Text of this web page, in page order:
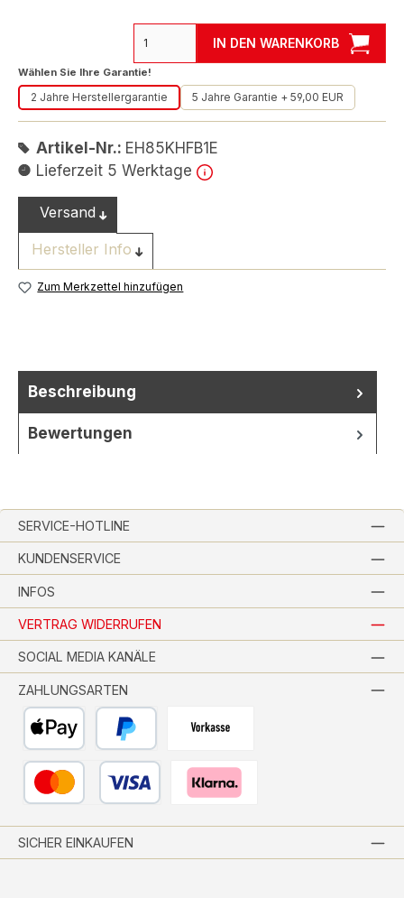
IN DEN WARENKORB
Wählen Sie Ihre Garantie!
2 Jahre Herstellergarantie 5 Jahre Garantie + 59,00 EUR
Artikel-Nr.: EH85KHFB1E
Lieferzeit 5 Werktage
Versand
Hersteller Info
Zum Merkzettel hinzufügen
Beschreibung
Bewertungen
SERVICE-HOTLINE
KUNDENSERVICE
INFOS
VERTRAG WIDERRUFEN
ZAHLUNGSARTEN
SOCIAL MEDIA KANÄLE
SICHER EINKAUFEN